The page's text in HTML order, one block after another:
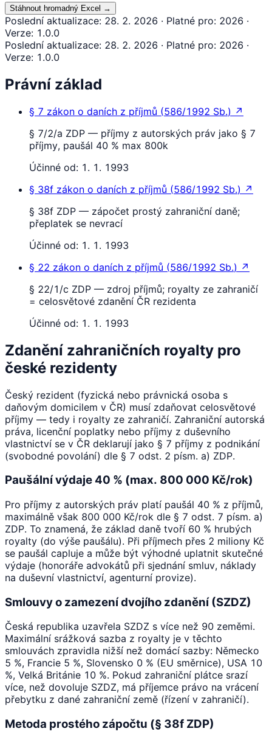
Stáhnout hromadný Excel →
Poslední aktualizace: 28. 2. 2026 · Platné pro: 2026 ·
Verze: 1.0.0
Poslední aktualizace: 28. 2. 2026 · Platné pro: 2026 ·
Verze: 1.0.0
Právní základ
§ 7 zákon o daních z příjmů (586/1992 Sb.) ↗
§ 7/2/a ZDP — příjmy z autorských práv jako § 7
příjmy, paušál 40 % max 800k
Účinné od: 1. 1. 1993
§ 38f zákon o daních z příjmů (586/1992 Sb.) ↗
§ 38f ZDP — zápočet prostý zahraniční daně;
přeplatek se nevrací
Účinné od: 1. 1. 1993
§ 22 zákon o daních z příjmů (586/1992 Sb.) ↗
§ 22/1/c ZDP — zdroj příjmů; royalty ze zahraničí
= celosvětové zdanění ČR rezidenta
Účinné od: 1. 1. 1993
Zdanění zahraničních royalty pro
české rezidenty
Český rezident (fyzická nebo právnická osoba s
daňovým domicilem v ČR) musí zdaňovat celosvětové
příjmy — tedy i royalty ze zahraničí. Zahraniční autorská
práva, licenční poplatky nebo příjmy z duševního
vlastnictví se v ČR deklarují jako § 7 příjmy z podnikání
(svobodné povolání) dle § 7 odst. 2 písm. a) ZDP.
Paušální výdaje 40 % (max. 800 000 Kč/rok)
Pro příjmy z autorských práv platí paušál 40 % z příjmů,
maximálně však 800 000 Kč/rok dle § 7 odst. 7 písm. a)
ZDP. To znamená, že základ daně tvoří 60 % hrubých
royalty (do výše paušálu). Při příjmech přes 2 miliony Kč
se paušál capluje a může být výhodné uplatnit skutečné
výdaje (honoráře advokátů při sjednání smluv, náklady
na duševní vlastnictví, agenturní provize).
Smlouvy o zamezení dvojího zdanění (SZDZ)
Česká republika uzavřela SZDZ s více než 90 zeměmi.
Maximální srážková sazba z royalty je v těchto
smlouvách zpravidla nižší než domácí sazby: Německo
5 %, Francie 5 %, Slovensko 0 % (EU směrnice), USA 10
%, Velká Británie 10 %. Pokud zahraniční plátce srazí
více, než dovoluje SZDZ, má příjemce právo na vrácení
přebytku z dané zahraniční země (řízení v zahraničí).
Metoda prostého zápočtu (§ 38f ZDP)